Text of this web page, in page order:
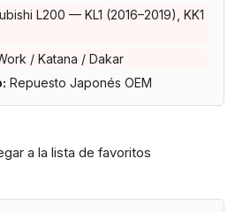
L200 — KL1 (2016–2019), KK1
/ Katana / Dakar
Repuesto Japonés OEM
a la lista de favoritos